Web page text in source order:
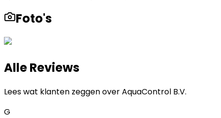
Foto's
Alle Reviews
Lees wat klanten zeggen overAquaControl B.V.
G